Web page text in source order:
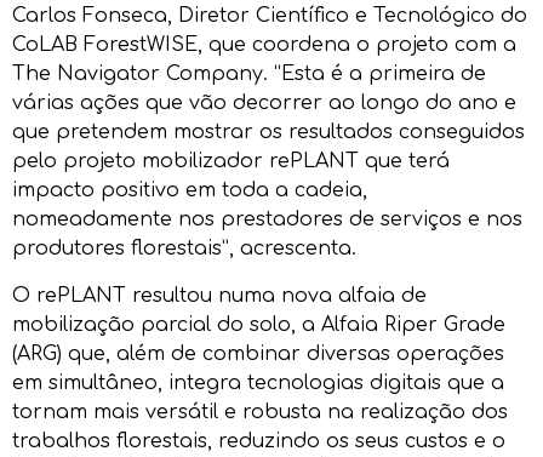
Carlos Fonseca, Diretor Científico e Tecnológico do
CoLAB ForestWISE, que coordena o projeto com a
The Navigator Company. “Esta é a primeira de
várias ações que vão decorrer ao longo do ano e
que pretendem mostrar os resultados conseguidos
pelo projeto mobilizador rePLANT que terá
impacto positivo em toda a cadeia,
nomeadamente nos prestadores de serviços e nos
produtores florestais”, acrescenta.
O rePLANT resultou numa nova alfaia de
mobilização parcial do solo, a Alfaia Riper Grade
(ARG) que, além de combinar diversas operações
em simultâneo, integra tecnologias digitais que a
tornam mais versátil e robusta na realização dos
trabalhos florestais, reduzindo os seus custos e o